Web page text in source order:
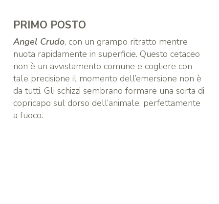
PRIMO POSTO
Angel Crudo, con un grampo ritratto mentre
nuota rapidamente in superficie. Questo cetaceo
non è un avvistamento comune e cogliere con
tale precisione il momento dell’emersione non è
da tutti. Gli schizzi sembrano formare una sorta di
copricapo sul dorso dell’animale, perfettamente
a fuoco.